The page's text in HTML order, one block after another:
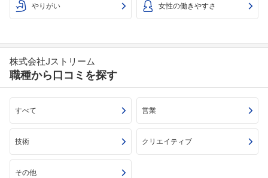
やりがい 女性の働きやすさ
株式会社Jストリーム
職種から口コミを探す
すべて 営業
技術 クリエイティブ
その他